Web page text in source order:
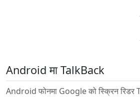
Android मा TalkBack
Android फोनमा Google को स्क्रिन रिडर